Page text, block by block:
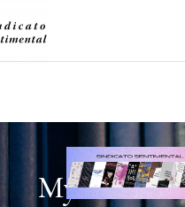
My account